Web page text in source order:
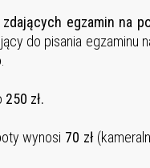
egzamin na
do pisania egzaminu
250 zł.
wynosi 70 zł